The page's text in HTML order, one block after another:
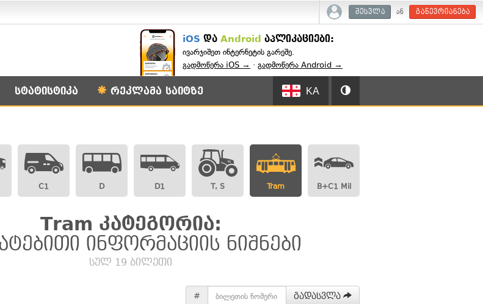
შესვლა ან გაწევრიანება
iOS და Android აპლიკაციები:
ივარჯიშეთ ინტერნეტის გარეშე.
გადმოწერა iOS → · გადმოწერა Android →
სტატისტიკა რეკლამა საიტზე KA
C1 D D1 T, S Tram B+C1 Mil
Tram კატეგორია:
ინფორმაციის ნიშნები
სულ 19 ბილეთი
# გადასვლა